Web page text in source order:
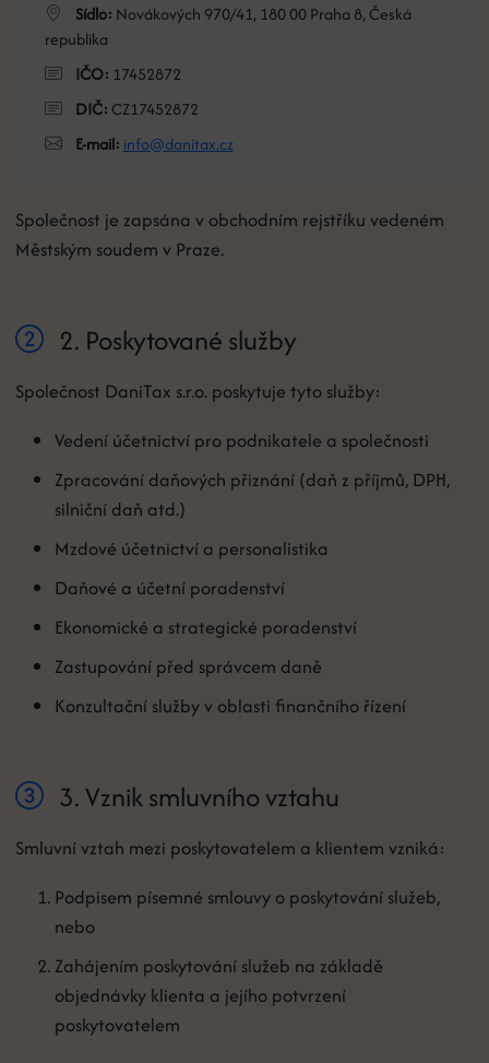
Sídlo: Novákových 970/41, 180 00 Praha 8, Česká
republika
IČO: 17452872
DIČ: CZ17452872
E-mail: info@danitax.cz
Společnost je zapsána v obchodním rejstříku vedeném
Městským soudem v Praze.
2. Poskytované služby
Společnost DaniTax s.r.o. poskytuje tyto služby:
Vedení účetnictví pro podnikatele a společnosti
Zpracování daňových přiznání (daň z příjmů, DPH,
silniční daň atd.)
Mzdové účetnictví a personalistika
Daňové a účetní poradenství
Ekonomické a strategické poradenství
Zastupování před správcem daně
Konzultační služby v oblasti finančního řízení
3. Vznik smluvního vztahu
Smluvní vztah mezi poskytovatelem a klientem vzniká:
Podpisem písemné smlouvy o poskytování služeb,
nebo
Zahájením poskytování služeb na základě
objednávky klienta a jejího potvrzení
poskytovatelem